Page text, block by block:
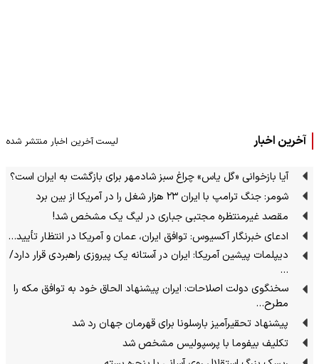
آخرین اخبار لیست آخرین اخبار منتشر شده
آیا بازخوانی «گل یاس» چراغ سبز شادمهر برای بازگشت به ایران است؟
شومر: جنگ ترامپ با ایران ۲۳ هزار شغل را در آمریکا از بین برد
مقصد غیرمنتظره مجتبی جباری در لیگ یک مشخص شد!
ادعای خبرنگار آکسیوس: توافق ایران، عمان و آمریکا در انتظار تأیید…
دیپلمات پیشین آمریکا: ایران در آستانه یک پیروزی راهبردی قرار دارد/
…
سخنگوی دولت اصلاحات: ایران پیشنهاد الحاق خود به توافق مکه را
مطرح…
پیشنهاد تحقیرآمیز بارسلونا برای قهرمان جهان رد شد
تکلیف بیفوما با پرسپولیس مشخص شد